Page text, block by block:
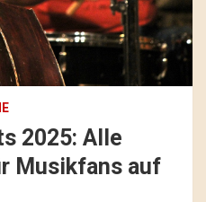
2025: Alle
Musikfans auf